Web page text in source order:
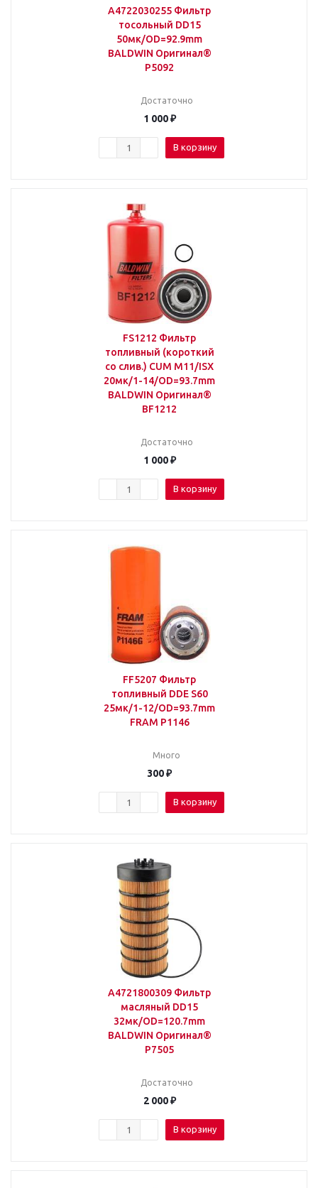
A4722030255 Фильтр
тосольный DD15
50мк/OD=92.9mm
BALDWIN Оригинал®
P5092
Достаточно
1 000₽
В корзину
FS1212 Фильтр
топливный (короткий
со слив.) CUM M11/ISX
20мк/1-14/OD=93.7mm
BALDWIN Оригинал®
BF1212
Достаточно
1 000₽
В корзину
FF5207 Фильтр
топливный DDE S60
25мк/1-12/OD=93.7mm
FRAM P1146
Много
300₽
В корзину
A4721800309 Фильтр
масляный DD15
32мк/OD=120.7mm
BALDWIN Оригинал®
P7505
Достаточно
2 000₽
В корзину